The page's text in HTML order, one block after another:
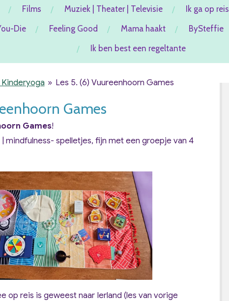
Films Muziek | Theater | Televisie Ik ga op reis
Die
Feeling Good Mama haakt BySteffie
Ik ben best een regeltante
» Les 5. (6) Vuureenhoorn Games
Games
Games!
mindfulness- spelletjes, fijn met een groepje van 4
op reis is geweest naar Ierland (les van vorige